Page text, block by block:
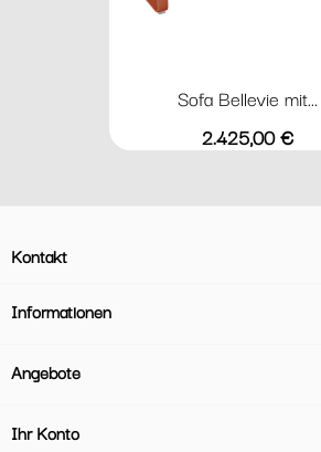
Sofa Bellevie mit...
Preis
2.425,00 €
Kontakt
Informationen
Angebote
Ihr Konto